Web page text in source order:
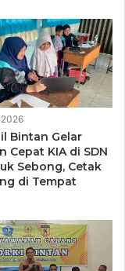
pihak
terbaik
pertama hari ini
SDM yang
akan terus
SMP dan
yang sudah
dapat
Bintan Gelar
Cepat KIA di SDN
Sebong, Cetak
di Tempat